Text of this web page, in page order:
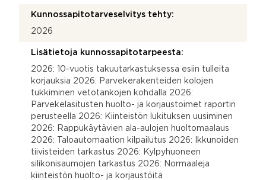
Kunnossapitotarveselvitys tehty:
2026
Lisätietoja kunnossapitotarpeesta:
2026: 10-vuotis takuutarkastuksessa esiin tulleita
korjauksia 2026: Parvekerakenteiden kolojen
tukkiminen vetotankojen kohdalla 2026:
Parvekelasitusten huolto- ja korjaustoimet raportin
perusteella 2026: Kiinteistön lukituksen uusiminen
2026: Rappukäytävien ala-aulojen huoltomaalaus
2026: Taloautomaation kilpailutus 2026: Ikkunoiden
tiivisteiden tarkastus 2026: Kylpyhuoneen
silikonisaumojen tarkastus 2026: Normaaleja
kiinteistön huolto- ja korjaustöitä